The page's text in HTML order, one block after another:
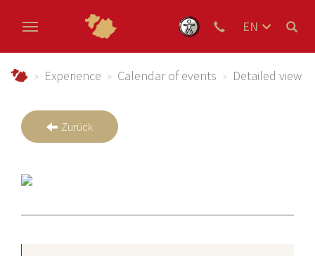
EN
Urlaub im Schmallenberger Sauerland und der
Experience Calendar of events Detailed view
Zurück